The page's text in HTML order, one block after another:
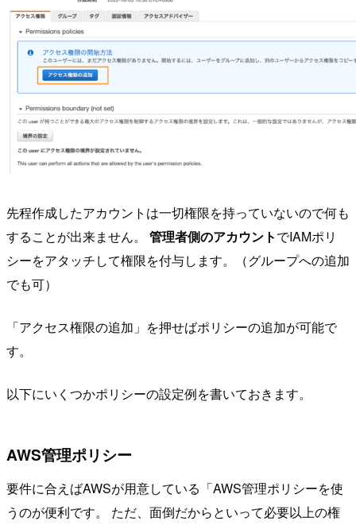
先程作成したアカウントは一切権限を持っていないので何も
することが出来ません。 管理者側のアカウントでIAMポリ
シーをアタッチして権限を付与します。（グループへの追加
でも可）
「アクセス権限の追加」を押せばポリシーの追加が可能で
す。
以下にいくつかポリシーの設定例を書いておきます。
AWS管理ポリシー
要件に合えばAWSが用意している「AWS管理ポリシーを使
うのが便利です。 ただ、面倒だからといって必要以上の権